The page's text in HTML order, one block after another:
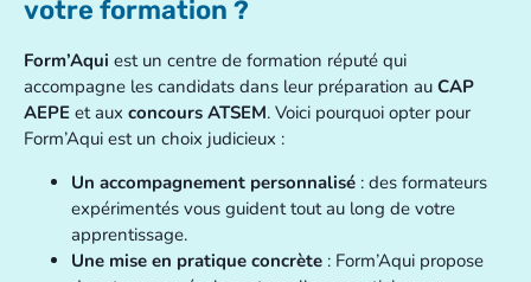
votre formation ?
Form’Aqui est un centre de formation réputé qui
accompagne les candidats dans leur préparation au CAP
AEPE et aux concours ATSEM. Voici pourquoi opter pour
Form’Aqui est un choix judicieux :
Un accompagnement personnalisé : des formateurs
expérimentés vous guident tout au long de votre
apprentissage.
Une mise en pratique concrète : Form’Aqui propose